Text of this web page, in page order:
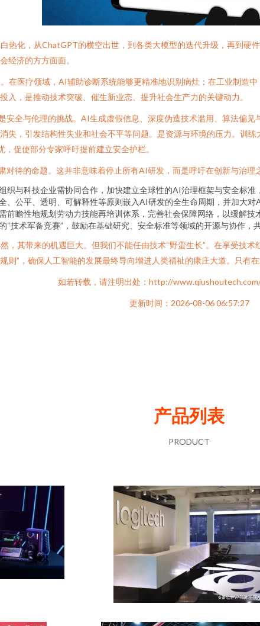
热化，从ChatGPT的横空出世，到各类大模型的迭代升级，再到硬
经济的方方面面。
在医疗领域，AI辅助诊断系统能够更精准地识别病灶；在工业制造
入，是推动技术突破、催生新业态、提升社会生产力的关键动力。
安全与伦理的挑战。AI生成虚假信息、深度伪造技术滥用、算法偏
失，引发结构性失业和社会不平等问题。是资源与环境的压力。训
促使部分专家呼吁提前建立安全护栏。
对待的命题。这并非意味着停止所有AI研发，而是呼吁在创新与治
织与科技企业需协同合作，加快建立全球性的AI治理框架与安全标准
、公平、透明、可解释性等原则嵌入AI研发的全生命周期，并加大对
前瞻性地规划劳动力技能再培训体系，完善社会保障网络，以缓解技
“技术军备竞赛”，鼓励在基础研究、安全标准等领域的开源与协作，
，其带来的机遇巨大。但我们不能任由技术“野蛮生长”。在享受技
则”，确保人工智能的发展最终导向增进人类福祉的康庄大道。只有
如若转载，请注明出处：http://
更新时间：2026-08-06 06:57:27
产品列表
PRODUCT